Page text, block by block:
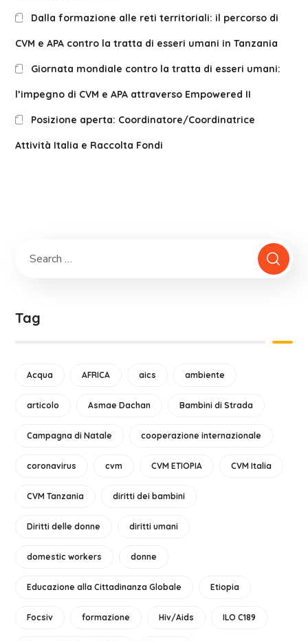
Dalla formazione alle reti territoriali: il percorso di
CVM e APA contro la tratta di esseri umani in Tanzania
Giornata mondiale contro la tratta di esseri umani:
l’impegno di CVM e APA attraverso Empowered II
Posizione aperta: Coordinatore/Coordinatrice
Attività Italia e Raccolta Fondi
Tag
Acqua AFRICA aics ambiente
articolo Asmae Dachan Bambini di Strada
Campagna di Natale cooperazione internazionale
coronavirus cvm CVM ETIOPIA CVM Italia
CVM Tanzania diritti dei bambini
Diritti delle donne diritti umani
domestic workers donne
Educazione alla Cittadinanza Globale Etiopia
Focsiv formazione Hiv/Aids ILO C189